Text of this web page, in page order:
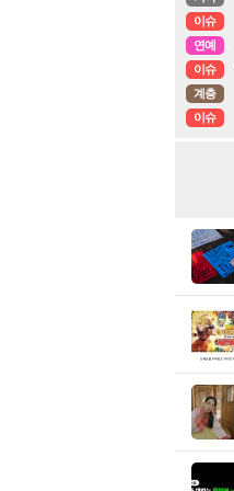
이슈
연예
이슈
계층
이슈